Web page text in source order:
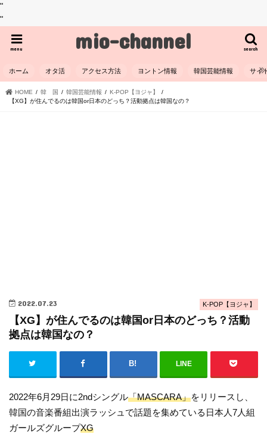
"
"
mio-channel search
menu
ホーム オタ活 アクセス方法 ヨントン情報 韓国芸能情報 サイ
HOME 韓 国 韓国芸能情報
K-POP【ヨジャ】
【XG】が住んでるのは韓国or日本のどっち？活動拠点は韓国なの？
K-POP【ヨジャ】
2022.07.23
【XG】が住んでるのは韓国or日本のどっち？活動
拠点は韓国なの？
LINE
2022年6月29日に2ndシングル「MASCARA」をリリースし、
韓国の音楽番組出演ラッシュで話題を集めている日本人7人組
ガールズグループXG